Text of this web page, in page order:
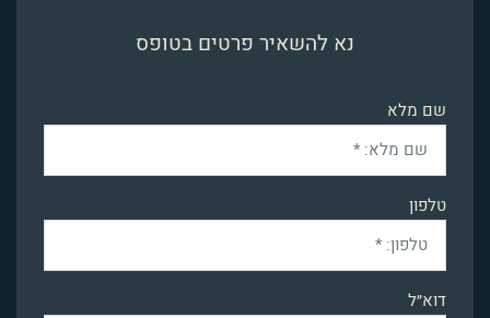
נא להשאיר פרטים בטופס
שם מלא
טלפון
דוא״ל